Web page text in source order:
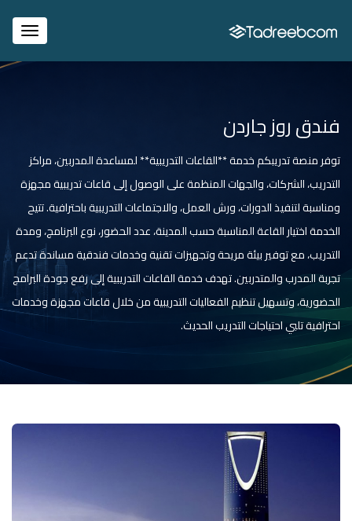
فندق روز جاردن
توفر منصة تدريبكم خدمة **القاعات التدريبية** لمساعدة المدربين، مراكز
التدريب، الشركات، والجهات المنظمة على الوصول إلى قاعات تدريبية مجهزة
ومناسبة لتنفيذ الدورات، ورش العمل، والاجتماعات التدريبية باحترافية. تتيح
الخدمة اختيار القاعة المناسبة حسب المدينة، عدد الحضور، نوع البرنامج، ومدة
التدريب، مع توفير بيئة مريحة وتجهيزات تقنية وخدمات فندقية مساندة تدعم
تجربة المدرب والمتدربين. تهدف خدمة القاعات التدريبية إلى رفع جودة البرامج
الحضورية، وتسهيل تنظيم الفعاليات التدريبية من خلال قاعات مجهزة وخدمات
احترافية تلبي احتياجات التدريب الحديث.